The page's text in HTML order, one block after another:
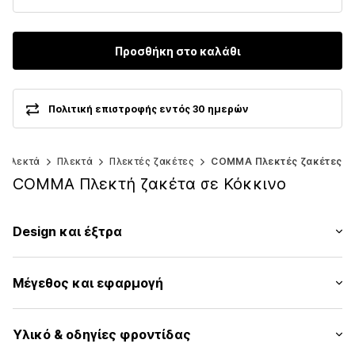
Προσθήκη στο καλάθι
Πολιτική επιστροφής εντός 30 ημερών
πλεκτά Πλεκτά Πλεκτές ζακέτες COMMA Πλεκτές ζακέτες
COMMA Πλεκτή ζακέτα σε Κόκκινο
Design και έξτρα
Πλεκτά
Λαιμόκοψη V
Λαιμός με μανσέτα/πλεκτό ριπ
Μέγεθος και εφαρμογή
Μήκος: Μήκος κανονικό
Υλικό & οδηγίες φροντίδας